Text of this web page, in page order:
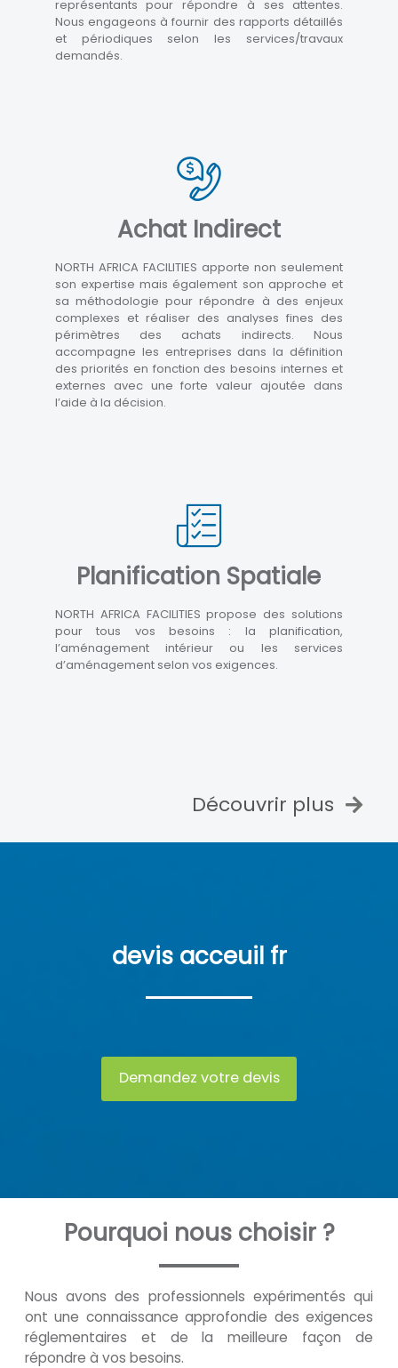
représentants pour répondre à ses attentes.
Nous engageons à fournir des rapports détaillés
et périodiques selon les services/travaux
demandés.
Achat Indirect
NORTH AFRICA FACILITIES apporte non seulement
son expertise mais également son approche et
sa méthodologie pour répondre à des enjeux
complexes et réaliser des analyses fines des
périmètres des achats indirects. Nous
accompagne les entreprises dans la définition
des priorités en fonction des besoins internes et
externes avec une forte valeur ajoutée dans
l’aide à la décision.
Planification Spatiale
NORTH AFRICA FACILITIES propose des solutions
pour tous vos besoins : la planification,
l’aménagement intérieur ou les services
d’aménagement selon vos exigences.
Découvrir plus
devis acceuil fr
Demandez votre devis
Pourquoi nous choisir ?
Nous avons des professionnels expérimentés qui
ont une connaissance approfondie des exigences
réglementaires et de la meilleure façon de
répondre à vos besoins.